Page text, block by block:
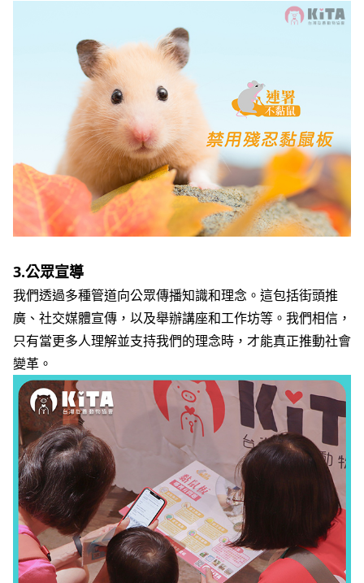
3.公眾宣導
我們透過多種管道向公眾傳播知識和理念。這包括街頭推
廣、社交媒體宣傳，以及舉辦講座和工作坊等。我們相信，
只有當更多人理解並支持我們的理念時，才能真正推動社會
變革。